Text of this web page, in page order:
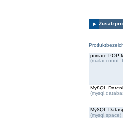
primäre POP-
(mailaccount.
MySQL
MySQL
(mysql.space)